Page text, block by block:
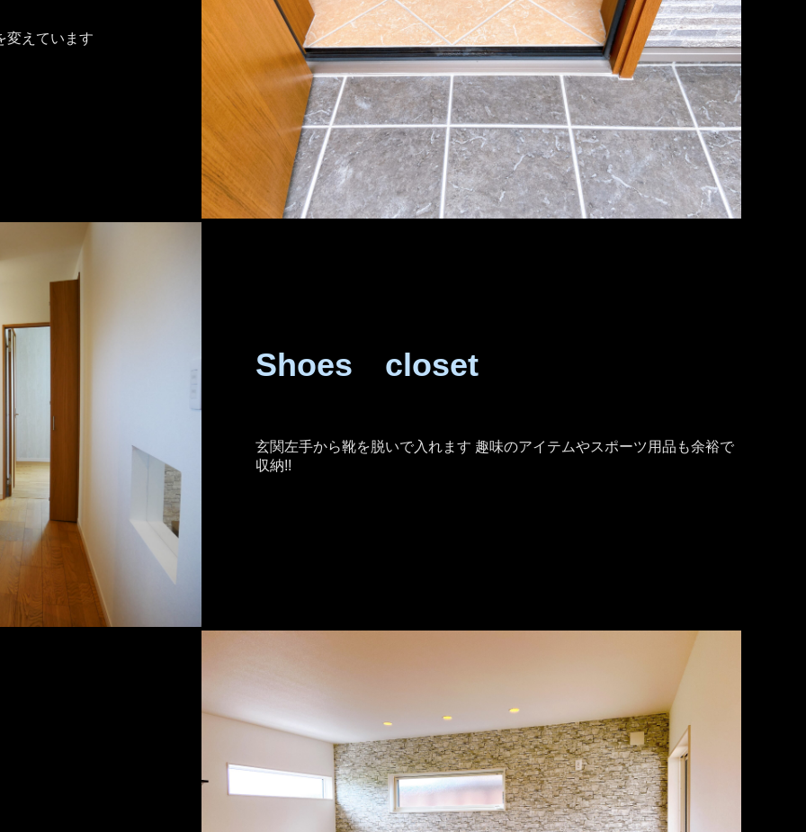
変えています
Shoes closet
玄関左手から靴を脱いで入れます 趣味のアイテムやスポーツ用品も余裕で
収納!!